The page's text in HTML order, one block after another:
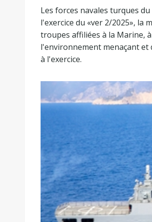
Les forces navales turques
l'exercice du «ver 2/2025», la
troupes affiliées à la Marine,
l'environnement menaçant et
à l'exercice.